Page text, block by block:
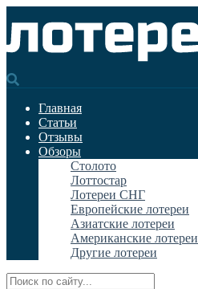
Главная
Статьи
Отзывы
Обзоры
Столото
Лоттостар
Лотереи СНГ
Европейские лотереи
Азиатские лотереи
Американские лотереи
Другие лотереи